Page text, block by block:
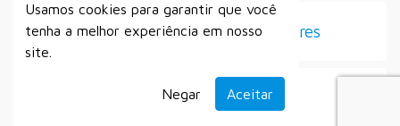
Seleção de Diretores e Vice-Diretores
Processo Seletivo Simplificado Nº
Usamos cookies para garantir que você
tenha a melhor experiência em nosso
site.
Negar Aceitar